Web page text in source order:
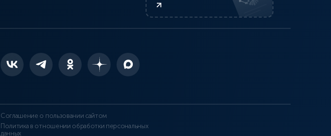
Соглашение о пользовании сайтом
Политика в отношении обработки персональных
данных